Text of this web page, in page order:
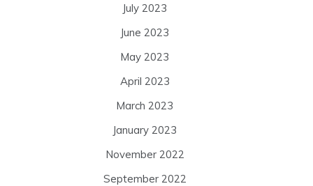
July 2023
June 2023
May 2023
April 2023
March 2023
January 2023
November 2022
September 2022